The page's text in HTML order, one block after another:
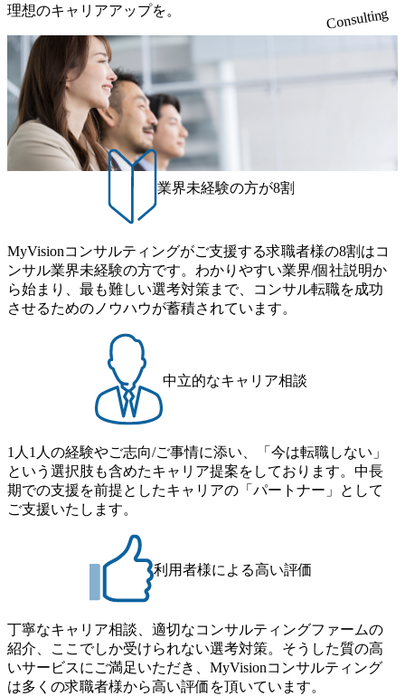
軟に取り入れながら改善サイクルを回すため、ご自身の提
案がサービスに直接反映されやすく、高い貢献度を実感で
きます。 ● 勤務地 東京都渋谷区渋谷3丁目6-7 渋谷金王タワ
ー 事業所内禁煙(入居する施設に喫煙専用室あり) ・就業規
則により就業時間内の喫煙を全面的に禁止 ・禁煙サポート
制度あり オンライン ● 必須要件 以下いずれかのご経験をお
持ちの方 ・システム・ソフトウェア開発経験3年以上 ・要
件定義～基本設計など上流経験2年以上 ・PMO経験2年以上
● 歓迎要件 ・要件定義から詳細設計までのいずれかの上流
工程の経験 ・サブリーダー以上のマネジメント経験 ・お客
様との折衝経験、交渉経験 ・組織課題に対して主体的に業
務改善に取り組まれたご経験 ・アジャイル/スクラムへの興
で主体的に動ける方 ・年齢にこだわらず、アドバイスを素
直に受け取れる方 ・推進力のある方
ンライン 書類選考通過者
に感じ、他Big4ではなくアビームを選ぶ方も多数 アビーム
といえばSAPをはじめとしたシステム、とイメージされる
こともあるが実態としては経営戦略策定や新規事業立案な
どのトップラインを上げるための戦略案件も多く存在 特に
スポーツ&エンターテイメント領域ではBig4に先んじて注力
し、業界内で大きな存在感を誇る 社員の多様化する生活ス
タイルやライフイベントに対応した働きやすい職場環境を
実現するため、さまざまなサポート制度を導入している 多
文化理解や女性の活躍推進などの取り組み、また、フレッ
クス制度やフリーロケーション制度、フルリモート制度な
どの多様な働き方をサポートする制度が整備されている 202
6年8月23日(日) 9:00～18:00終了 2026年8月12日(水) 16:00 202
6年8月23日(日)にSustainable SCM SU 1day選考会を開催いた
します。 当SUは「GlobalでのSCM構築」や「物流・調達コ
ストの構造改革」といった伝統的なテーマに留まらずクラ
イアントがこれから取組むべき「グリーントランスフォー
った社会課題やテーマに対して、グローバル知見と最新の
事例などを基に企業の構造改革と社会価値の創造の取り組
みを行うプロフェッショナルチームです。 今回1day選考対
象となるポジションは下記となります。 ・コンサルタント
(調達改革・設備O&M)【SCS SU】 ・コンサルタント(ECM/
流改革/需給プロセス改革)【SSC SU】 ・SCM/ECMデータ・
プロセス分析・AI活用_Sustainable SCM Strategy Unit(Strategy
Consultant職)≪東京・大阪≫ ・コンサルタント(SCS SUオー
プンポジション)【SCS SU】 ※当日は全体での会社説明な
どはなく、個別選考のみの実施を予定しています ※1名あた
りの拘束時間は1時間～最大2時間半程度を想定しています
※1次面接と最終面接の間をなるべく空けないよう調整して
おりますが、調整が叶わないケースもございます オンライ
ン 書類選考通過者
無償でコンサルティングを提供している。 2026年8月29日
(土) の対面Kick-offイベントを皮切りに1か月程度のプログラ
ム ※初回プログラム : 8月29日(土)10:00～13:30 2026年8月12
日(水) 16:00 Bain & Company Tokyoでは、「Tokyo Be Bold Pr
ogram (女性候補者向け選考支援プログラム)」を実施いたし
ます。クライアントに斬新なソリューションを提供し、複
雑な経営課題を解決するために、チームのダイバーシティ
は欠かせません。是非、ユニークな視点と高い志を持つ女
性の皆様に多数ご参画頂きたいと考え、プログラムを開催
性はどのように活躍をしているのか」、「ケース面接の経
験がなく対策の仕方が知りたい」などのお声をたくさんい
食事などのカジュアルな交流、実際のプロジェクトのケー
ススタディ、1対1の模擬面接等、複数のセッションを約1か
月の期間に渡り行い、選考にご参加いただきます。コンサ
ルタント未経験の方でも、戦略コンサルタントの具体的な
仕事内容からお話をさせていただきますので、戦略コンサ
ルティングにご興味をお持ちの方は、この機会にぜひご応
にはWebテストを8月20日までに受験いただきます ・8月21
日までにプログラム参加者をご案内します ・初回プログラ
ム : 8月29日(土)10:00～13:30 @ベイン東京オフィス(六本木)
・プログラム期間中はコンサルタントとの食事会、プロジ
ェクトのご紹介、ケースワークショップなどを実施します
・10月17日(土)開催の選考会にて採用面接を実施する予定で
す ※ご都合が合わない方は別途調整いたします 初回プロ
ラインまたはオフラインの実施 ※東京オフィスのみのご応
募となります。他オフィス希望を含めたご応募はお受けい
たしかねますのでご了承ください ● フルタイムでの職務経
歴を2年以上お持ちの方で、東京オフィスのコンサルタント
ポジションに応募意思がある方 ● 英語・日本語ともにビジ
ネスレベルの方 ※日本語が母国語でない方は日本語能力
試験N1またはそれ相当の上級レベルの日本語力(会話・読解
力)
理想のキャリアアップを。 Consulting
業界未経験の方が8割
MyVisionコンサルティングがご支援する求職者様の8割はコ
ンサル業界未経験の方です。わかりやすい業界/個社説明か
ら始まり、最も難しい選考対策まで、コンサル転職を成功
させるためのノウハウが蓄積されています。
中立的なキャリア相談
1人1人の経験やご志向/ご事情に添い、「今は転職しない」
という選択肢も含めたキャリア提案をしております。中長
期での支援を前提としたキャリアの「パートナー」として
ご支援いたします。
利用者様による高い評価
丁寧なキャリア相談、適切なコンサルティングファームの
紹介、ここでしか受けられない選考対策。そうした質の高
いサービスにご満足いただき、MyVisionコンサルティング
は多くの求職者様から高い評価を頂いています。